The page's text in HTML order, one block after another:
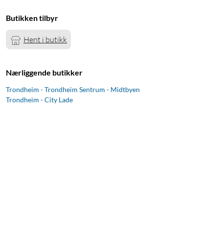
Butikken tilbyr
Hent i butikk
Nærliggende butikker
Trondheim - Trondheim Sentrum - Midtbyen
Trondheim - City Lade